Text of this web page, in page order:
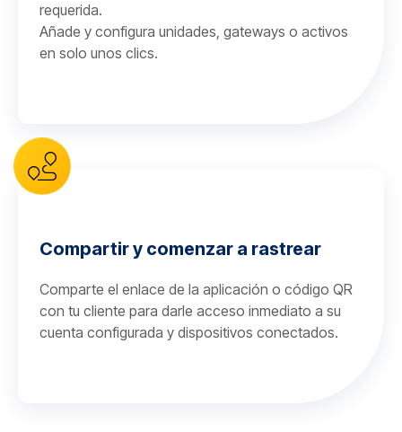
requerida.
Añade y configura unidades, gateways o activos
en solo unos clics.
Compartir y comenzar a rastrear
Comparte el enlace de la aplicación o código QR
con tu cliente para darle acceso inmediato a su
cuenta configurada y dispositivos conectados.